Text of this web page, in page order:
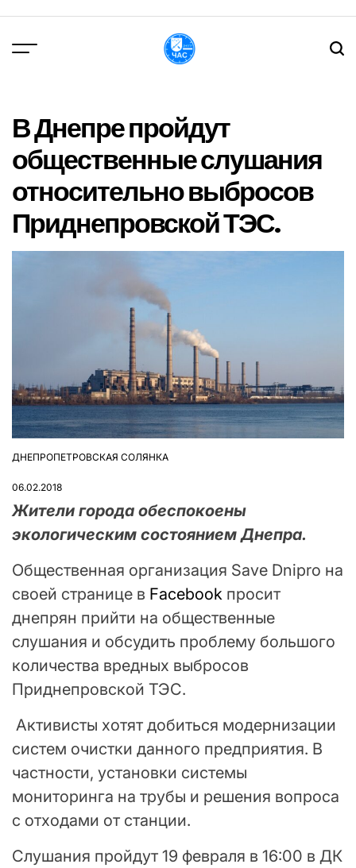
вмісту
В Днепре пройдут
общественные слушания
относительно выбросов
Приднепровской ТЭС.
ОПУБЛІКУВАТИ
ДНЕПРОПЕТРОВСКАЯ СОЛЯНКА
06.02.2018
Жители города обеспокоены
экологическим состоянием Днепра.
Общественная организация Save Dnipro на
своей странице в Facebook просит
днепрян прийти на общественные
слушания и обсудить проблему большого
количества вредных выбросов
Приднепровской ТЭС.
Активисты хотят добиться модернизации
систем очистки данного предприятия. В
частности, установки системы
мониторинга на трубы и решения вопроса
с отходами от станции.
Слушания пройдут 19 февраля в 16:00 в ДК